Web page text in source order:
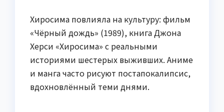
Хиросима повлияла на культуру: фильм
«Чёрный дождь» (1989), книга Джона
Херси «Хиросима» с реальными
историями шестерых выживших. Аниме
и манга часто рисуют постапокалипсис,
вдохновлённый теми днями.